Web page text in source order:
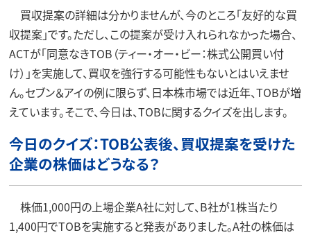
買収提案の詳細は分かりませんが、今のところ「友好的な買
収提案」です。ただし、この提案が受け入れられなかった場合、
ACTが「同意なきTOB（ティー・オー・ビー：株式公開買い付
け）」を実施して、買収を強行する可能性もないとはいえませ
ん。セブン＆アイの例に限らず、日本株市場では近年、TOBが増
えています。そこで、今日は、TOBに関するクイズを出します。
今日のクイズ：TOB公表後、買収提案を受けた
企業の株価はどうなる？
株価1,000円の上場企業A社に対して、B社が1株当たり
1,400円でTOBを実施すると発表がありました。A社の株価は